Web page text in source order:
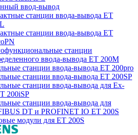
ввод-вывод
станции ввода-вывода ET
станции ввода-вывода ET
станции
ввода-вывода ET 200M
станции ввода-вывода ET 200pro
станции ввода-вывода ET 200SP
станции ввода-вывода для Ex-
200iSP
станции ввода-вывода для
DT и PROFINET IO ET 200S
модули для ET 200S